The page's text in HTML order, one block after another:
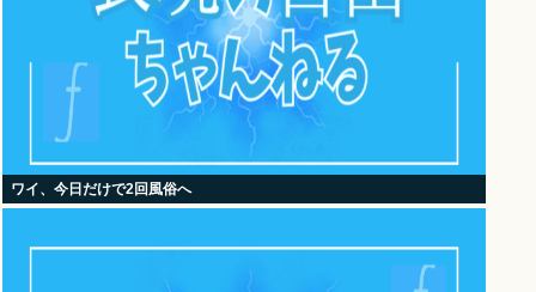
ワイ、今日だけで2回風俗へ